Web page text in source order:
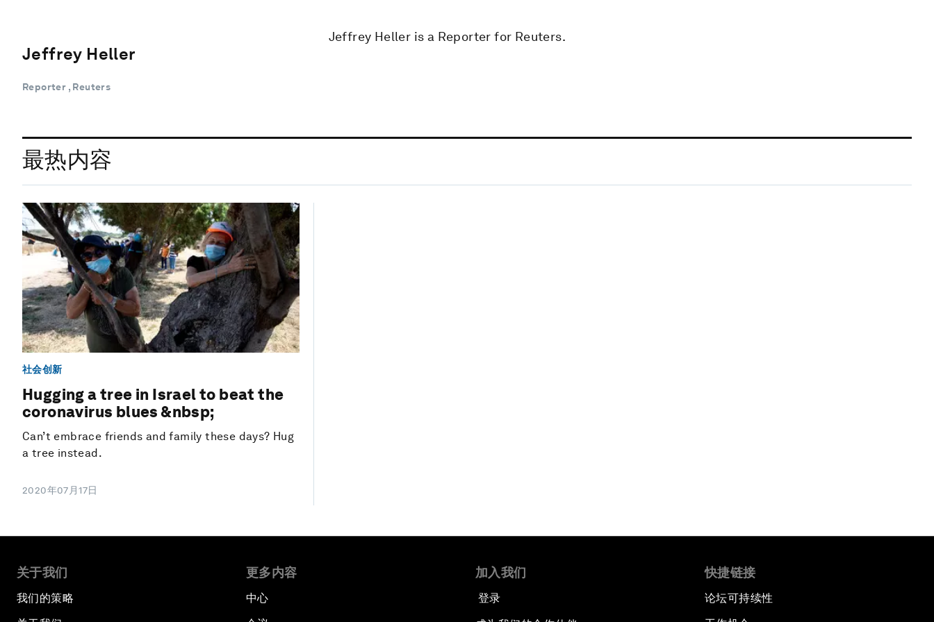
Jeffrey Heller
Reporter , Reuters
Jeffrey Heller is a Reporter for Reuters.
最热内容
社会创新
Hugging a tree in Israel to beat the
coronavirus blues &nbsp;
Can’t embrace friends and family these days? Hug
a tree instead.
2020年07月17日
关于我们
我们的策略
更多内容
中心
加入我们
登录
快捷链接
论坛可持续性